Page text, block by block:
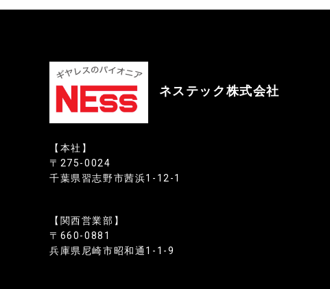
ネステック株式会社
【本社】
〒275-0024
千葉県習志野市茜浜1-12-1
【関西営業部】
〒660-0881
兵庫県尼崎市昭和通1-1-9